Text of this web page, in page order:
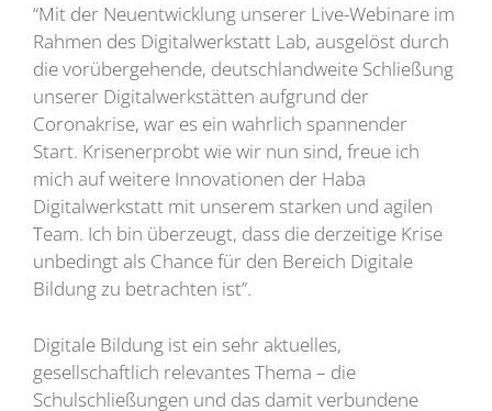
“Mit der Neuentwicklung unserer Live-Webinare im
Rahmen des Digitalwerkstatt Lab, ausgelöst durch
die vorübergehende, deutschlandweite Schließung
unserer Digitalwerkstätten aufgrund der
Coronakrise, war es ein wahrlich spannender
Start. Krisenerprobt wie wir nun sind, freue ich
mich auf weitere Innovationen der Haba
Digitalwerkstatt mit unserem starken und agilen
Team. Ich bin überzeugt, dass die derzeitige Krise
unbedingt als Chance für den Bereich Digitale
Bildung zu betrachten ist”.
Digitale Bildung ist ein sehr aktuelles,
gesellschaftlich relevantes Thema – die
Schulschließungen und das damit verbundene